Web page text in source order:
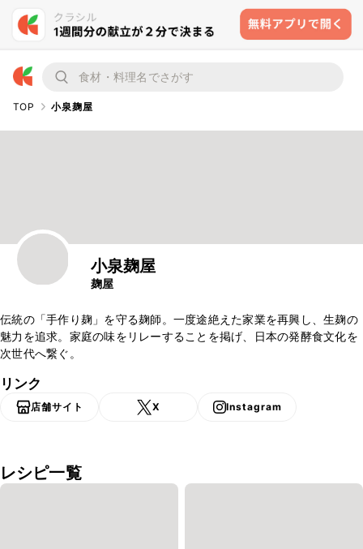
TOP 小泉麹屋
小泉麹屋
麹屋
伝統の「手作り麹」を守る麹師。一度途絶えた家業を再興し、生麹の
魅力を追求。家庭の味をリレーすることを掲げ、日本の発酵食文化を
次世代へ繋ぐ。
リンク
店舗サイト X Instagram
レシピ一覧